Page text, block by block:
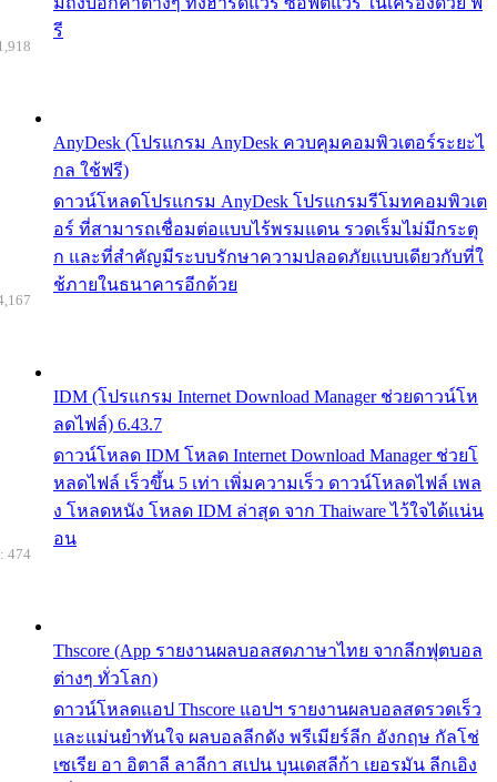
รี
AnyDesk (โปรแกรม AnyDesk ควบคุมคอมพิวเตอร์ระยะไ
กล ใช้ฟรี)
ดาวน์โหลดโปรแกรม AnyDesk โปรแกรมรีโมทคอมพิวเต
อร์ ที่สามารถเชื่อมต่อแบบไร้พรมแดน รวดเร็มไม่มีกระตุ
ก และที่สำคัญมีระบบรักษาความปลอดภัยแบบเดียวกับที่ใ
ช้ภายในธนาคารอีกด้วย
IDM (โปรแกรม Internet Download Manager ช่วยดาวน์โห
ลดไฟล์) 6.43.7
ดาวน์โหลด IDM โหลด Internet Download Manager ช่วยโ
หลดไฟล์ เร็วขึ้น 5 เท่า เพิ่มความเร็ว ดาวน์โหลดไฟล์ เพล
ง โหลดหนัง โหลด IDM ล่าสุด จาก Thaiware ไว้ใจได้แน่น
อน
Thscore (App รายงานผลบอลสดภาษาไทย จากลีกฟุตบอล
ต่างๆ ทั่วโลก)
ดาวน์โหลดแอป Thscore แอปฯ รายงานผลบอลสดรวดเร็ว
และแม่นยำทันใจ ผลบอลลีกดัง พรีเมียร์ลีก อังกฤษ กัลโช่
เซเรีย อา อิตาลี ลาลีกา สเปน บุนเดสลีก้า เยอรมัน ลีกเอิง
474